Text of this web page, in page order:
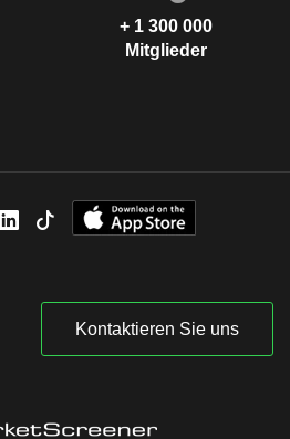
+ 1 300 000
Mitglieder
Kontaktieren Sie uns